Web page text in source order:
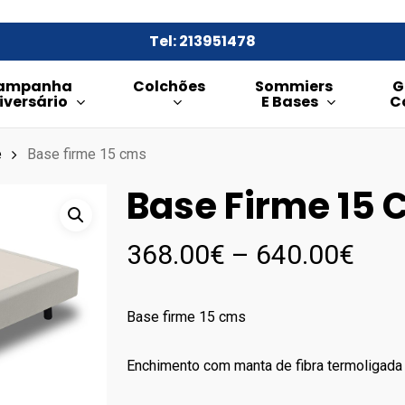
Tel: 213951478
Colchões Sommiers
E Bases
Base firme 15 cms
Base Firme 15
368.00€ – 640.00€
Base firme 15 cms
Enchimento com manta de fibra